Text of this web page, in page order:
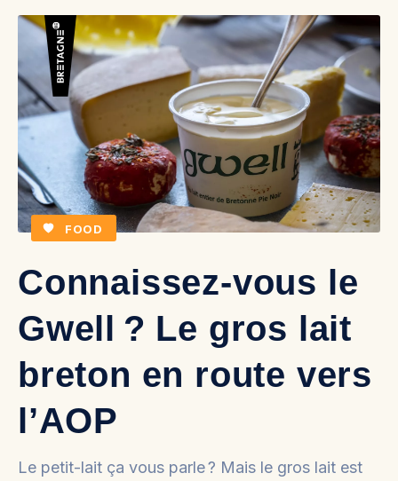
FOOD
Connaissez-vous le
Gwell ? Le gros lait
breton en route vers
l’AOP
Le petit-lait ça vous parle ? Mais le gros lait est